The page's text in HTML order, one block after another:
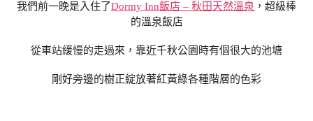
我們前一晚是入住了Dormy Inn飯店 – 秋田天然溫泉 ，超級棒
的溫泉飯店
從車站緩慢的走過來，靠近千秋公園時有個很大的池塘
剛好旁邊的樹正綻放著紅黃綠各種階層的色彩